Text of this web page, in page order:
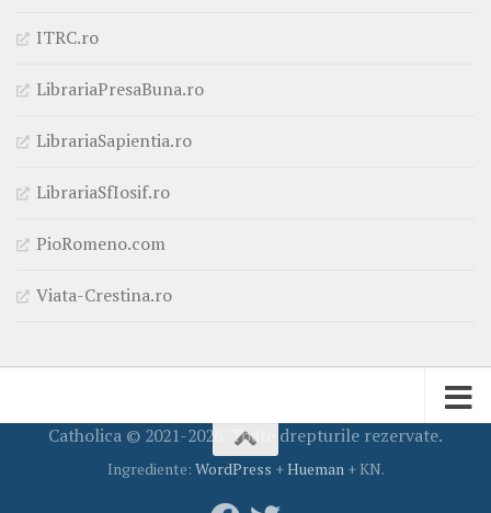
ITRC.ro
LibrariaPresaBuna.ro
LibrariaSapientia.ro
LibrariaSfIosif.ro
PioRomeno.com
Viata-Crestina.ro
Catholica © 2021-2026. Toate drepturile rezervate.
Ingrediente: WordPress +Hueman+ KN.